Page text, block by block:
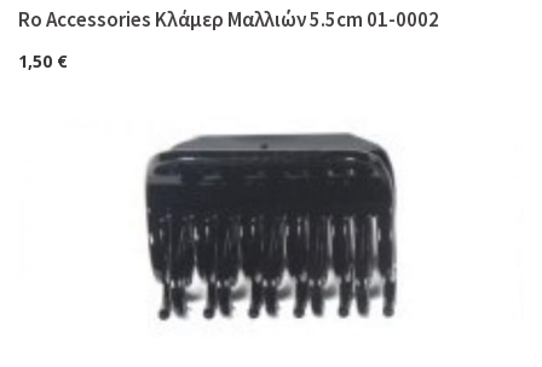
Ro Accessories Κλάμερ Μαλλιών 5.5cm 01-0002
1,50 €